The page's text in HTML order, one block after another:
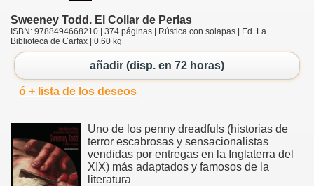
Sweeney Todd. El Collar de Perlas
ISBN: 9788494668210 | 374 páginas | Rústica con solapas | Ed. La
Biblioteca de Carfax | 0.60 kg
añadir (disp. en 72 horas)
ó + lista de los deseos
Uno de los penny dreadfuls (historias de
terror escabrosas y sensacionalistas
vendidas por entregas en la Inglaterra del
XIX) más adaptados y famosos de la
literatura